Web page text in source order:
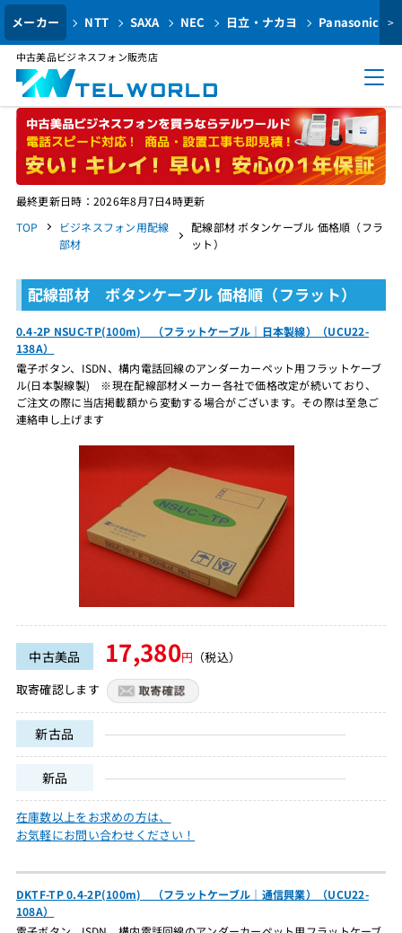
メーカー NTT SAXA NEC 日立・ナカヨ Panasonic >
中古美品ビジネスフォン販売店
最終更新日時：2026年8月7日4時更新
TOP
ビジネスフォン用配線
部材
配線部材 ボタンケーブル 価格順（フラ
ット）
配線部材 ボタンケーブル 価格順（フラット）
0.4-2P NSUC-TP(100m) （フラットケーブル｜日本製線）（UCU22-
138A）
電子ボタン、ISDN、構内電話回線のアンダーカーペット用フラットケーブ
ル(日本製線製) ※現在配線部材メーカー各社で価格改定が続いており、
ご注文の際に当店掲載額から変動する場合がございます。その際は至急ご
連絡申し上げます
中古美品 17,380円 （税込）
取寄確認します
新古品
新品
在庫数以上をお求めの方は、
お気軽にお問い合わせください！
DKTF-TP 0.4-2P(100m) （フラットケーブル｜通信興業）（UCU22-
108A）